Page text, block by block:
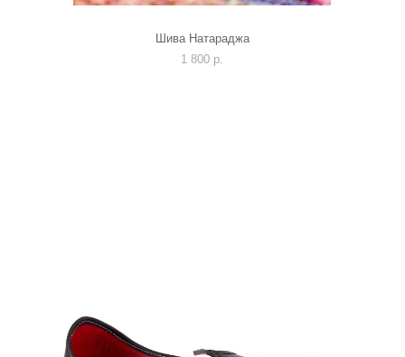
Шива Натараджа
1 800 p.